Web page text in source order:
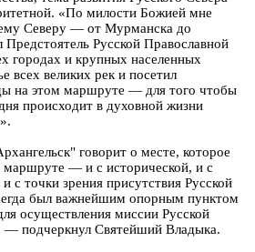
«По милости Божией мне
Северу — от Мурманска до
Русской Православной
городах и крупных населенных
всех великих рек и посетил
на этом маршруте — для того чтобы
происходит в духовной жизни
говорит о месте, которое
маршруте — и с исторической, и с
с точки зрения присутствия Русской
был важнейшим опорным пунктом
осуществления миссии Русской
— подчеркнул Святейший Владыка.